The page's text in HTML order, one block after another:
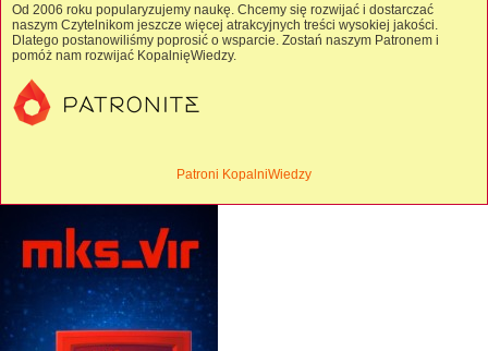
Od 2006 roku popularyzujemy naukę. Chcemy się rozwijać i dostarczać
naszym Czytelnikom jeszcze więcej atrakcyjnych treści wysokiej jakości.
Dlatego postanowiliśmy poprosić o wsparcie. Zostań naszym Patronem i
pomóż nam rozwijać KopalnięWiedzy.
Patroni KopalniWiedzy